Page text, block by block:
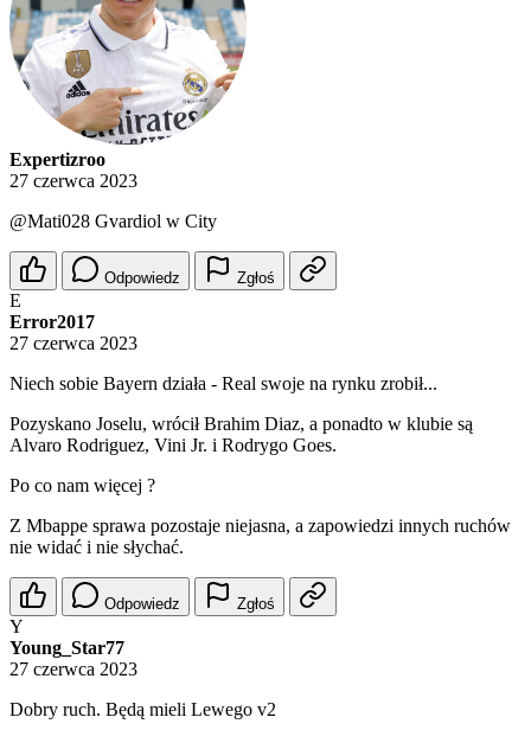
Expertizroo
27 czerwca 2023
@Mati028 Gvardiol w City
Odpowiedz Zgłoś
E
Error2017
27 czerwca 2023
Niech sobie Bayern działa - Real swoje na rynku zrobił...
Pozyskano Joselu, wrócił Brahim Diaz, a ponadto w klubie są
Alvaro Rodriguez, Vini Jr. i Rodrygo Goes.
Po co nam więcej ?
Z Mbappe sprawa pozostaje niejasna, a zapowiedzi innych ruchów
nie widać i nie słychać.
Odpowiedz Zgłoś
Y
Young_Star77
27 czerwca 2023
Dobry ruch. Będą mieli Lewego v2